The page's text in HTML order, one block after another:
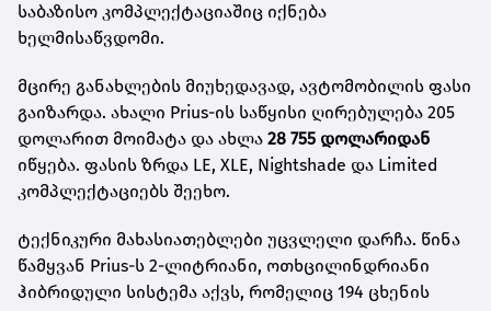
საბაზისო კომპლექტაციაშიც იქნება
ხელმისაწვდომი.
მცირე განახლების მიუხედავად, ავტომობილის ფასი
გაიზარდა. ახალი Prius-ის საწყისი ღირებულება 205
დოლარით მოიმატა და ახლა 28 755 დოლარიდან
იწყება. ფასის ზრდა LE, XLE, Nightshade და Limited
კომპლექტაციებს შეეხო.
ტექნიკური მახასიათებლები უცვლელი დარჩა. წინა
წამყვან Prius-ს 2-ლიტრიანი, ოთხცილინდრიანი
ჰიბრიდული სისტემა აქვს, რომელიც 194 ცხენის